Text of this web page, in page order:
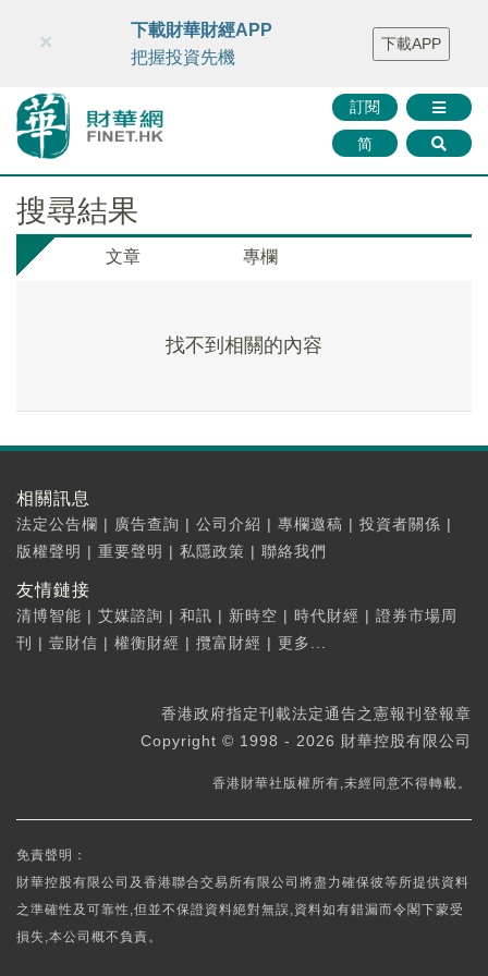
財華智庫網 FINTV FINMETA 財華證券 媒體矩陣
智庫沙龍
聯絡我們
訂閱
简
×
下載財華財經APP
把握投資先機
下載APP
搜尋結果
文章 專欄
找不到相關的內容
相關訊息
法定公告欄 | 廣告查詢 | 公司介紹 | 專欄邀稿 | 投資者關係 |
版權聲明 | 重要聲明 | 私隱政策 | 聯絡我們
友情鏈接
清博智能 | 艾媒諮詢 | 和訊 | 新時空 | 時代財經 | 證券市場周
刊
| 壹財信 | 權衡財經 | 攬富財經 | 更多...
香港政府指定刊載法定通告之憲報刊登報章
Copyright © 1998 - 2026 財華控股有限公司
香港財華社版權所有,未經同意不得轉載。
免責聲明：
財華控股有限公司及香港聯合交易所有限公司將盡力確保彼等所提供資料
之準確性及可靠性,但並不保證資料絕對無誤,資料如有錯漏而令閣下蒙受
損失,本公司概不負責。